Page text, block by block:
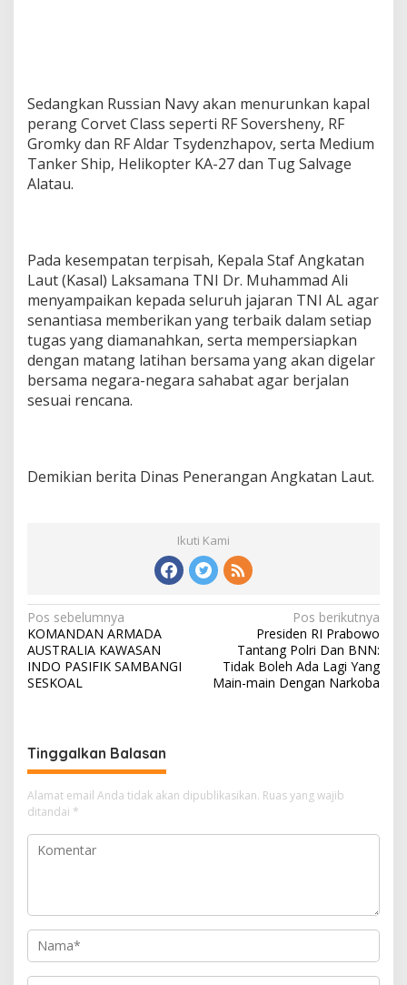
Sedangkan Russian Navy akan menurunkan kapal
perang Corvet Class seperti RF Soversheny, RF
Gromky dan RF Aldar Tsydenzhapov, serta Medium
Tanker Ship, Helikopter KA-27 dan Tug Salvage
Alatau.
Pada kesempatan terpisah, Kepala Staf Angkatan
Laut (Kasal) Laksamana TNI Dr. Muhammad Ali
menyampaikan kepada seluruh jajaran TNI AL agar
senantiasa memberikan yang terbaik dalam setiap
tugas yang diamanahkan, serta mempersiapkan
dengan matang latihan bersama yang akan digelar
bersama negara-negara sahabat agar berjalan
sesuai rencana.
Demikian berita Dinas Penerangan Angkatan Laut.
Ikuti Kami
N
a
v
i
a
s
i
p
o
Pos sebelumnya
KOMANDAN ARMADA
AUSTRALIA KAWASAN
INDO PASIFIK SAMBANGI
SESKOAL
Pos berikutnya
Presiden RI Prabowo
Tantang Polri Dan BNN:
Tidak Boleh Ada Lagi Yang
Main-main Dengan Narkoba
Tinggalkan Balasan
Alamat email Anda tidak akan dipublikasikan. Ruas yang wajib
ditandai *